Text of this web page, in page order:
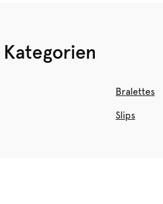
Bralettes
Slips